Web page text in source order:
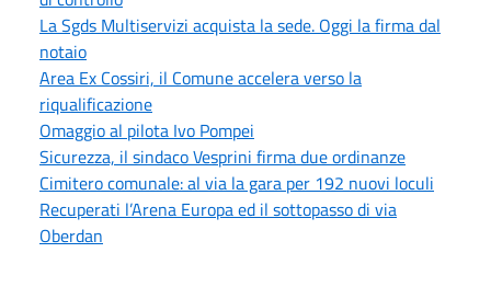
La Sgds Multiservizi acquista la sede. Oggi la firma dal
notaio
Area Ex Cossiri, il Comune accelera verso la
riqualificazione
Omaggio al pilota Ivo Pompei
Sicurezza, il sindaco Vesprini firma due ordinanze
Cimitero comunale: al via la gara per 192 nuovi loculi
Recuperati l’Arena Europa ed il sottopasso di via
Oberdan